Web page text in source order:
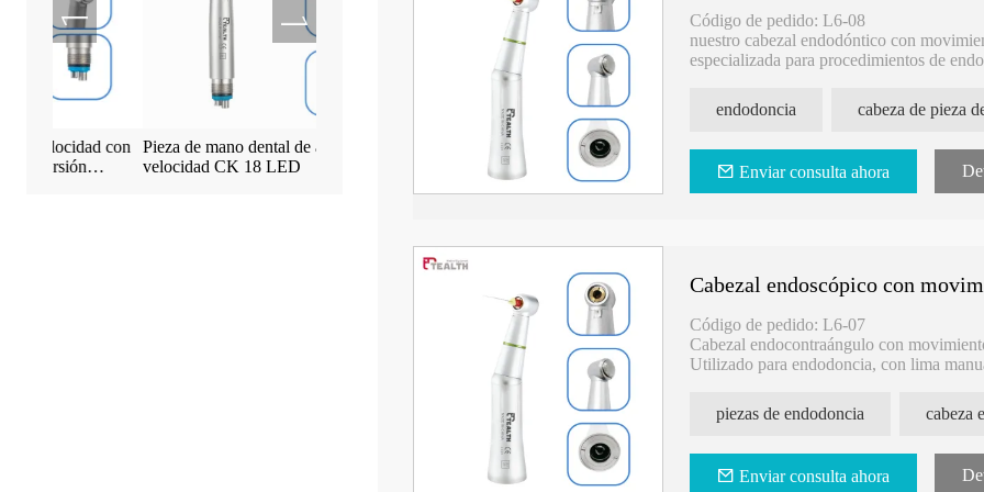
Pieza de mano dental de alta
velocidad CK 18 LED
Máquina con pantalla táctil y motor
de implante Tealth EM-3
Pieza de mano dental CK 11 LED de
alta velocidad con rodamientos
alemanes
Hojas de sierra para
quirúrgica
Código de pedido: L6-08
nuestro cabezal endodóntico con
especializada para procedimientos de
Características clave:
- Diseñado con un movimiento hacia
mano.
- Equipado con un portabrocas tipo botón
Actualice sus procedimientos de
arriba y hacia abajo de 1,4 mm.
y cómo puede beneficiar su práctica dental.
endodoncia
Enviar consulta ahora
Cabezal endoscópico con
Código de pedido: L6-07
Cabezal endocontraángulo con
Utilizado para endodoncia, con lima
nuestro cabezal de contraángulo
Características clave:
piezas de endodoncia
Enviar consulta ahora